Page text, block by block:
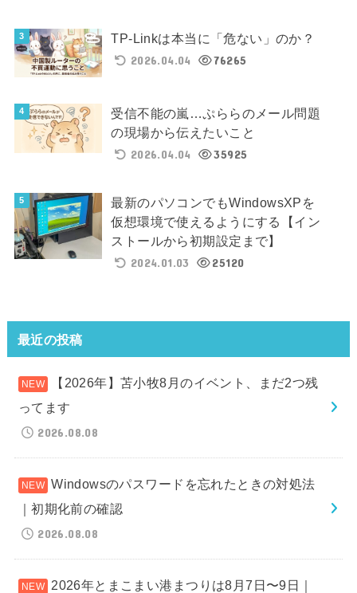
TP-Linkは本当に「危ない」のか？
2026.04.04
76265
受信不能の嵐…ぷららのメール問題
の現場から伝えたいこと
2026.04.04
35925
最新のパソコンでもWindowsXPを
仮想環境で使えるようにする【イン
ストールから初期設定まで】
2024.01.03
25120
最近の投稿
【2026年】苫小牧8月のイベント、まだ2つ残
ってます
2026.08.08
Windowsのパスワードを忘れたときの対処法
｜初期化前の確認
2026.08.08
2026年とまこまい港まつりは8月7日〜9日｜